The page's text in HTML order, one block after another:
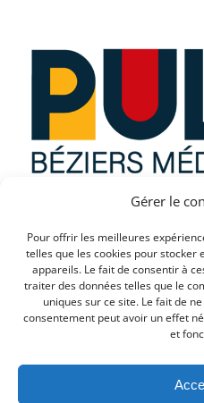
Gérer le
Pour offrir les meilleures
telles que les cookies pour stocker
appareils. Le fait de consentir à
traiter des données telles que le
uniques sur ce site. Le fait de
consentement peut avoir un effet
et
Que